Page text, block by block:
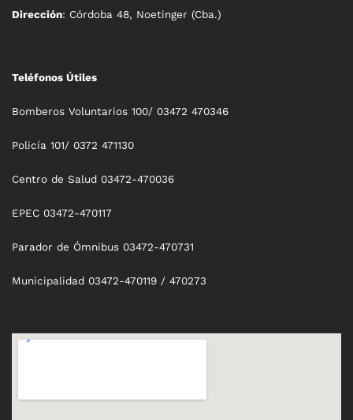
Dirección: Córdoba 48, Noetinger (Cba.)
Teléfonos Útiles
Bomberos Voluntarios 100/ 03472 470346
Policía 101/ 0372 471130
Centro de Salud 03472-470036
EPEC 03472-470117
Parador de Ómnibus 03472-470731
Municipalidad 03472-470119 / 470273